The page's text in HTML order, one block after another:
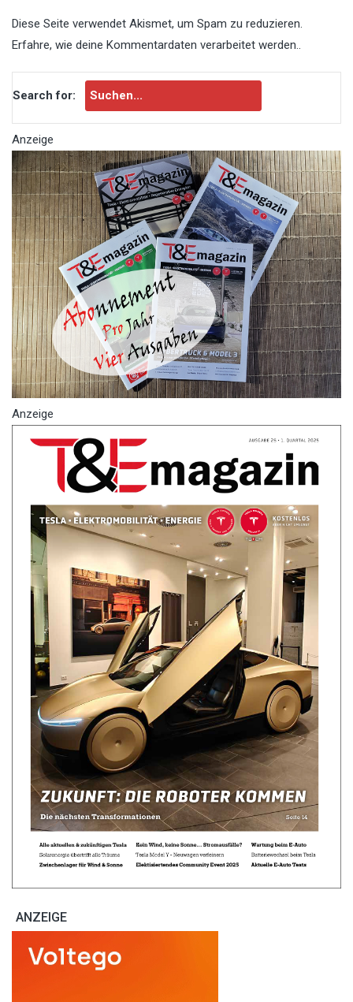
Diese Seite verwendet Akismet, um Spam zu reduzieren.
Erfahre, wie deine Kommentardaten verarbeitet werden..
Search for:
Anzeige
Anzeige
ANZEIGE